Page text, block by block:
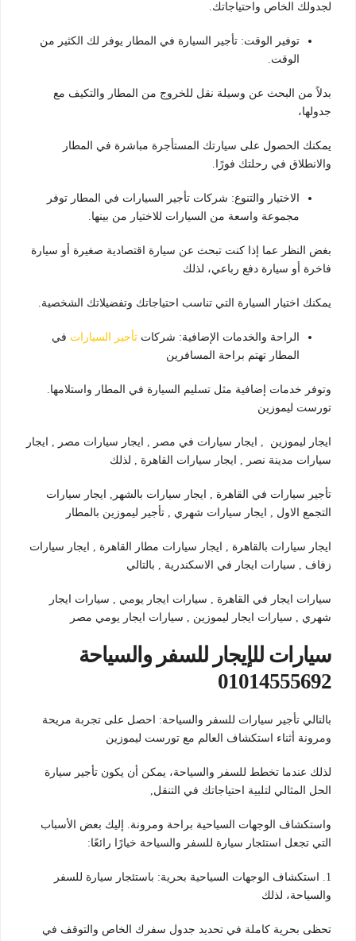
لجدولك الخاص واحتياجاتك.
توفير الوقت: تأجير السيارة في المطار يوفر لك الكثير من
الوقت.
بدلاً من البحث عن وسيلة نقل للخروج من المطار والتكيف مع
جدولها،
يمكنك الحصول على سيارتك المستأجرة مباشرة في المطار
والانطلاق في رحلتك فورًا.
الاختيار والتنوع: شركات تأجير السيارات في المطار توفر
مجموعة واسعة من السيارات للاختيار من بينها.
بغض النظر عما إذا كنت تبحث عن سيارة اقتصادية صغيرة أو سيارة
فاخرة أو سيارة دفع رباعي، لذلك
يمكنك اختيار السيارة التي تناسب احتياجاتك وتفضيلاتك الشخصية.
الراحة والخدمات الإضافية: شركات تأجير السيارات في
المطار تهتم براحة المسافرين
وتوفر خدمات إضافية مثل تسليم السيارة في المطار واستلامها.
تورست ليموزين
ايجار ليموزين , ايجار سيارات في مصر , ايجار سيارات مصر , ايجار
سيارات مدينة نصر , ايجار سيارات القاهرة , لذلك
تأجير سيارات في القاهرة , ايجار سيارات بالشهر, ايجار سيارات
التجمع الاول , ايجار سيارات شهري , تأجير ليموزين بالمطار
ايجار سيارات بالقاهرة , ايجار سيارات مطار القاهرة , ايجار سيارات
زفاف , سيارات ايجار في الاسكندرية , بالتالي
سيارات ايجار في القاهرة , سيارات ايجار يومي , سيارات ايجار
شهري , سيارات ايجار ليموزين , سيارات ايجار يومي مصر
سيارات للإيجار للسفر والسياحة
01014555692
بالتالي تأجير سيارات للسفر والسياحة: احصل على تجربة مريحة
ومرونة أثناء استكشاف العالم مع تورست ليموزين
لذلك عندما تخطط للسفر والسياحة، يمكن أن يكون تأجير سيارة
الحل المثالي لتلبية احتياجاتك في التنقل,
واستكشاف الوجهات السياحية براحة ومرونة. إليك بعض الأسباب
التي تجعل استئجار سيارة للسفر والسياحة خيارًا رائعًا:
1. استكشاف الوجهات السياحية بحرية: باستئجار سيارة للسفر
والسياحة، لذلك
تحظى بحرية كاملة في تحديد جدول سفرك الخاص والتوقف في